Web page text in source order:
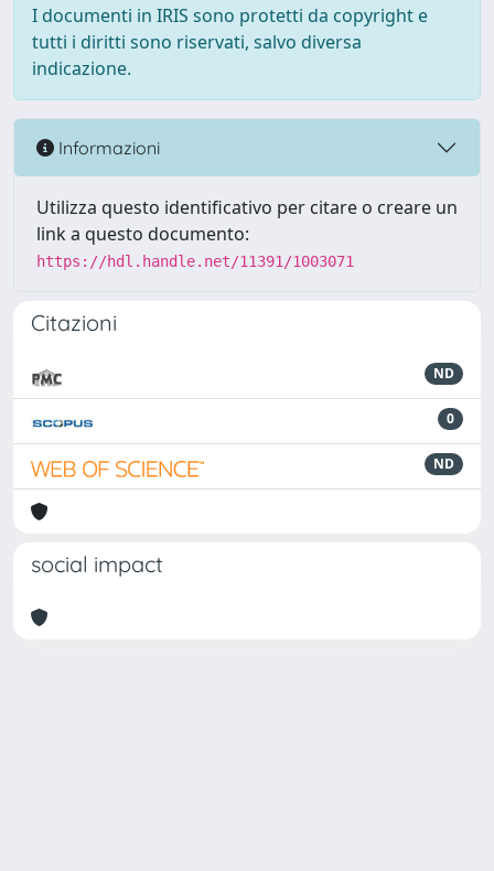
I documenti in IRIS sono protetti da copyright e
tutti i diritti sono riservati, salvo diversa
indicazione.
Informazioni
Utilizza questo identificativo per citare o creare un
link a questo documento:
https://hdl.handle.net/11391/1003071
Citazioni
ND
0
ND
social impact